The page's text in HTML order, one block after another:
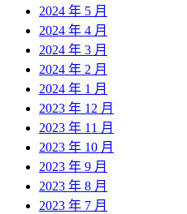
2024 年 5 月
2024 年 4 月
2024 年 3 月
2024 年 2 月
2024 年 1 月
2023 年 12 月
2023 年 11 月
2023 年 10 月
2023 年 9 月
2023 年 8 月
2023 年 7 月